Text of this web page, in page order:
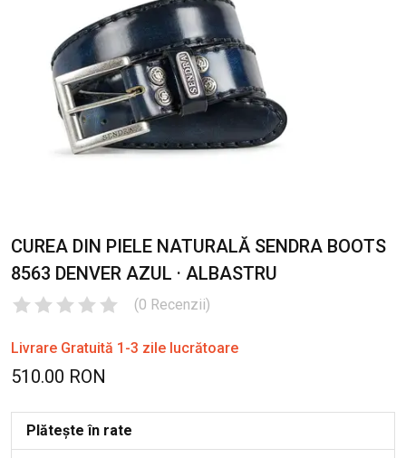
CUREA DIN PIELE NATURALĂ SENDRA BOOTS
8563 DENVER AZUL · ALBASTRU
(0 Recenzii)
Livrare Gratuită 1-3 zile lucrătoare
510.00 RON
Plătește în rate